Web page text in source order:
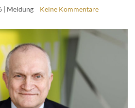
| Meldung Keine Kommentare